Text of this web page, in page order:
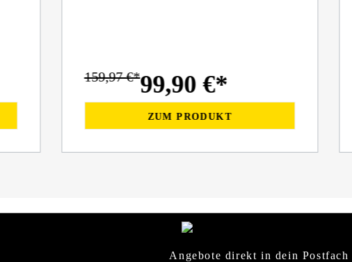
99,90 €*
159,97 €*
ZUM PRODUKT
Angebote direkt in dein Postfach